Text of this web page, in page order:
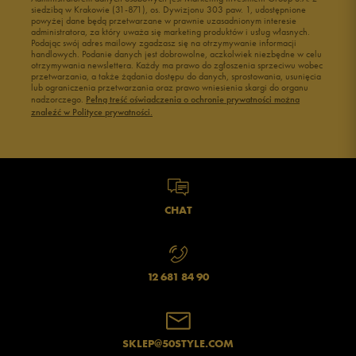
siedzibą w Krakowie (31-871), os. Dywizjonu 303 paw. 1, udostępnione
powyżej dane będą przetwarzane w prawnie uzasadnionym interesie
administratora, za który uważa się marketing produktów i usług własnych.
Podając swój adres mailowy zgadzasz się na otrzymywanie informacji
handlowych. Podanie danych jest dobrowolne, aczkolwiek niezbędne w celu
otrzymywania newslettera. Każdy ma prawo do zgłoszenia sprzeciwu wobec
przetwarzania, a także żądania dostępu do danych, sprostowania, usunięcia
lub ograniczenia przetwarzania oraz prawo wniesienia skargi do organu
nadzorczego. Pełną treść oświadczenia o ochronie prywatności można
znaleźć w Polityce prywatności.
CHAT
12 681 84 90
SKLEP@50STYLE.COM